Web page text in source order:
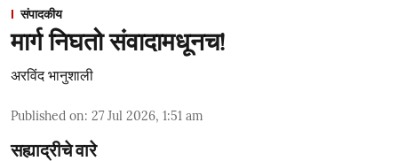
संपादकीय
मार्ग निघतो संवादामधूनच!
अरविंद भानुशाली
Published on: 27 Jul 2026, 1:51 am
सह्याद्रीचे वारे